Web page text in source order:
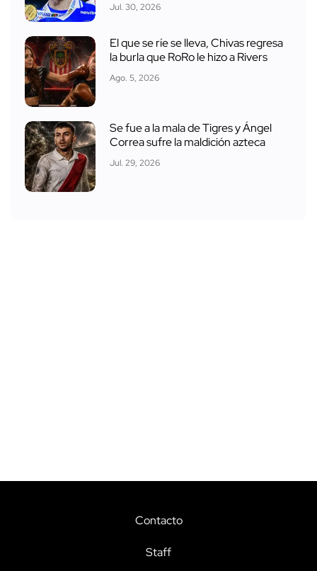
Jul. 30, 2026
El que se ríe se lleva, Chivas regresa
la burla que RoRo le hizo a Rivers
Ago. 5, 2026
Se fue a la mala de Tigres y Ángel
Correa sufre la maldición azteca
Jul. 29, 2026
Contacto
Staff